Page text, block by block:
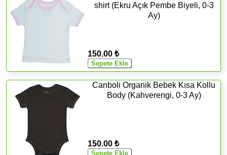
shirt (Ekru Açık Pembe Biyeli, 0-3
Ay)
150.00 ₺
Canboli Organik Bebek Kısa Kollu
Body (Kahverengi, 0-3 Ay)
150.00 ₺